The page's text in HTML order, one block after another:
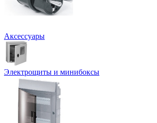
Аксессуары
Электрощиты и минибоксы